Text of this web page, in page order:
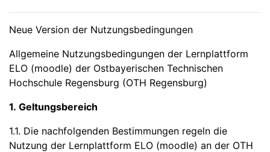
Neue Version der Nutzungsbedingungen
Allgemeine Nutzungsbedingungen der Lernplattform
ELO (moodle) der Ostbayerischen Technischen
Hochschule Regensburg (OTH Regensburg)
1. Geltungsbereich
1.1. Die nachfolgenden Bestimmungen regeln die
Nutzung der Lernplattform ELO (moodle) an der OTH